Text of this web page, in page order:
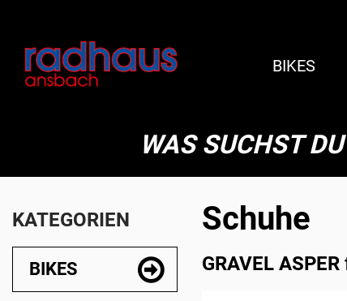
BIKES
WAS SUCHST
KATEGORIEN
BIKES
Schuhe
GRAVEL